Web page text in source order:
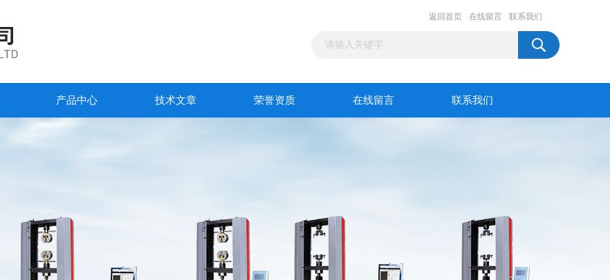
返回首页 在线留言 联系我们
产品中心 技术文章 荣誉资质 在线留言 联系我们